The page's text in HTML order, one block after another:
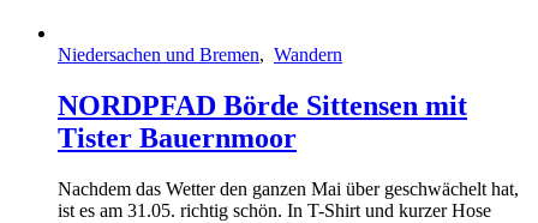
Niedersachen und Bremen, Wandern
NORDPFAD Börde Sittensen mit
Tister Bauernmoor
Nachdem das Wetter den ganzen Mai über geschwächelt hat,
ist es am 31.05. richtig schön. In T-Shirt und kurzer Hose